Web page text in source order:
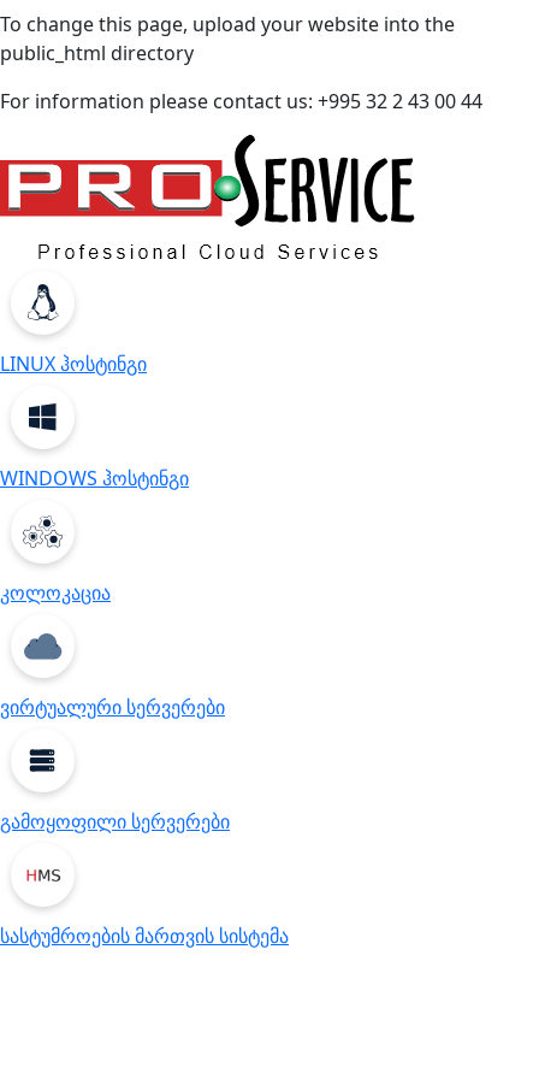
To change this page, upload your website into the
public_html directory
For information please contact us: +995 32 2 43 00 44
LINUX ჰოსტინგი
WINDOWS ჰოსტინგი
კოლოკაცია
ვირტუალური სერვერები
გამოყოფილი სერვერები
სასტუმროების მართვის სისტემა